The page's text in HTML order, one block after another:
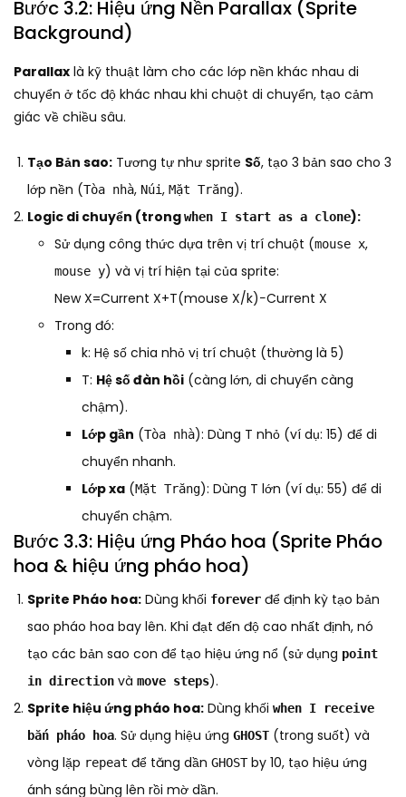
Bước 3.2: Hiệu ứng Nền Parallax (Sprite
Background)
Parallax là kỹ thuật làm cho các lớp nền khác nhau di
chuyển ở tốc độ khác nhau khi chuột di chuyển, tạo cảm
giác về chiều sâu.
Tạo Bản sao: Tương tự như sprite Số, tạo 3 bản sao cho 3
lớp nền (Tòa nhà, Núi, Mặt Trăng).
Logic di chuyển (trongwhen I start as a clone):
Sử dụng công thức dựa trên vị trí chuột (mouse x,
mouse y) và vị trí hiện tại của sprite:
New X=Current X+T(mouse X/k)−Current X​
Trong đó:
k: Hệ số chia nhỏ vị trí chuột (thường là 5)
T: Hệ số đàn hồi (càng lớn, di chuyển càng
chậm).
Lớp gần (Tòa nhà): Dùng T nhỏ (ví dụ: 15) để di
chuyển nhanh.
Lớp xa (Mặt Trăng): Dùng T lớn (ví dụ: 55) để di
chuyển chậm.
Bước 3.3: Hiệu ứng Pháo hoa (Sprite Pháo
hoa & hiệu ứng pháo hoa)
Sprite Pháo hoa: Dùng khối forever để định kỳ tạo bản
sao pháo hoa bay lên. Khi đạt đến độ cao nhất định, nó
tạo các bản sao con để tạo hiệu ứng nổ (sử dụng point
in direction và move steps).
Sprite hiệu ứng pháo hoa: Dùng khối when I receive
bắn pháo hoa. Sử dụng hiệu ứng GHOST (trong suốt) và
vòng lặp repeat để tăng dần GHOSTby 10, tạo hiệu ứng
ánh sáng bùng lên rồi mờ dần.